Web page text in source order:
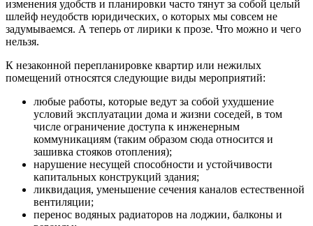
изменения удобств и планировки часто тянут за собой целый
шлейф неудобств юридических, о которых мы совсем не
задумываемся. А теперь от лирики к прозе. Что можно и чего
нельзя.
К незаконной перепланировке квартир или нежилых
помещений относятся следующие виды мероприятий:
любые работы, которые ведут за собой ухудшение
условий эксплуатации дома и жизни соседей, в том
числе ограничение доступа к инженерным
коммуникациям (таким образом сюда относится и
зашивка стояков отопления);
нарушение несущей способности и устойчивости
капитальных конструкций здания;
ликвидация, уменьшение сечения каналов естественной
вентиляции;
перенос водяных радиаторов на лоджии, балконы и